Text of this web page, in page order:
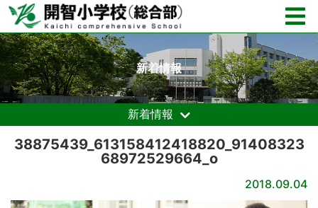
新着情報
新着情報
38875439_613158412418820_91408323
68972529664_o
2018.09.04